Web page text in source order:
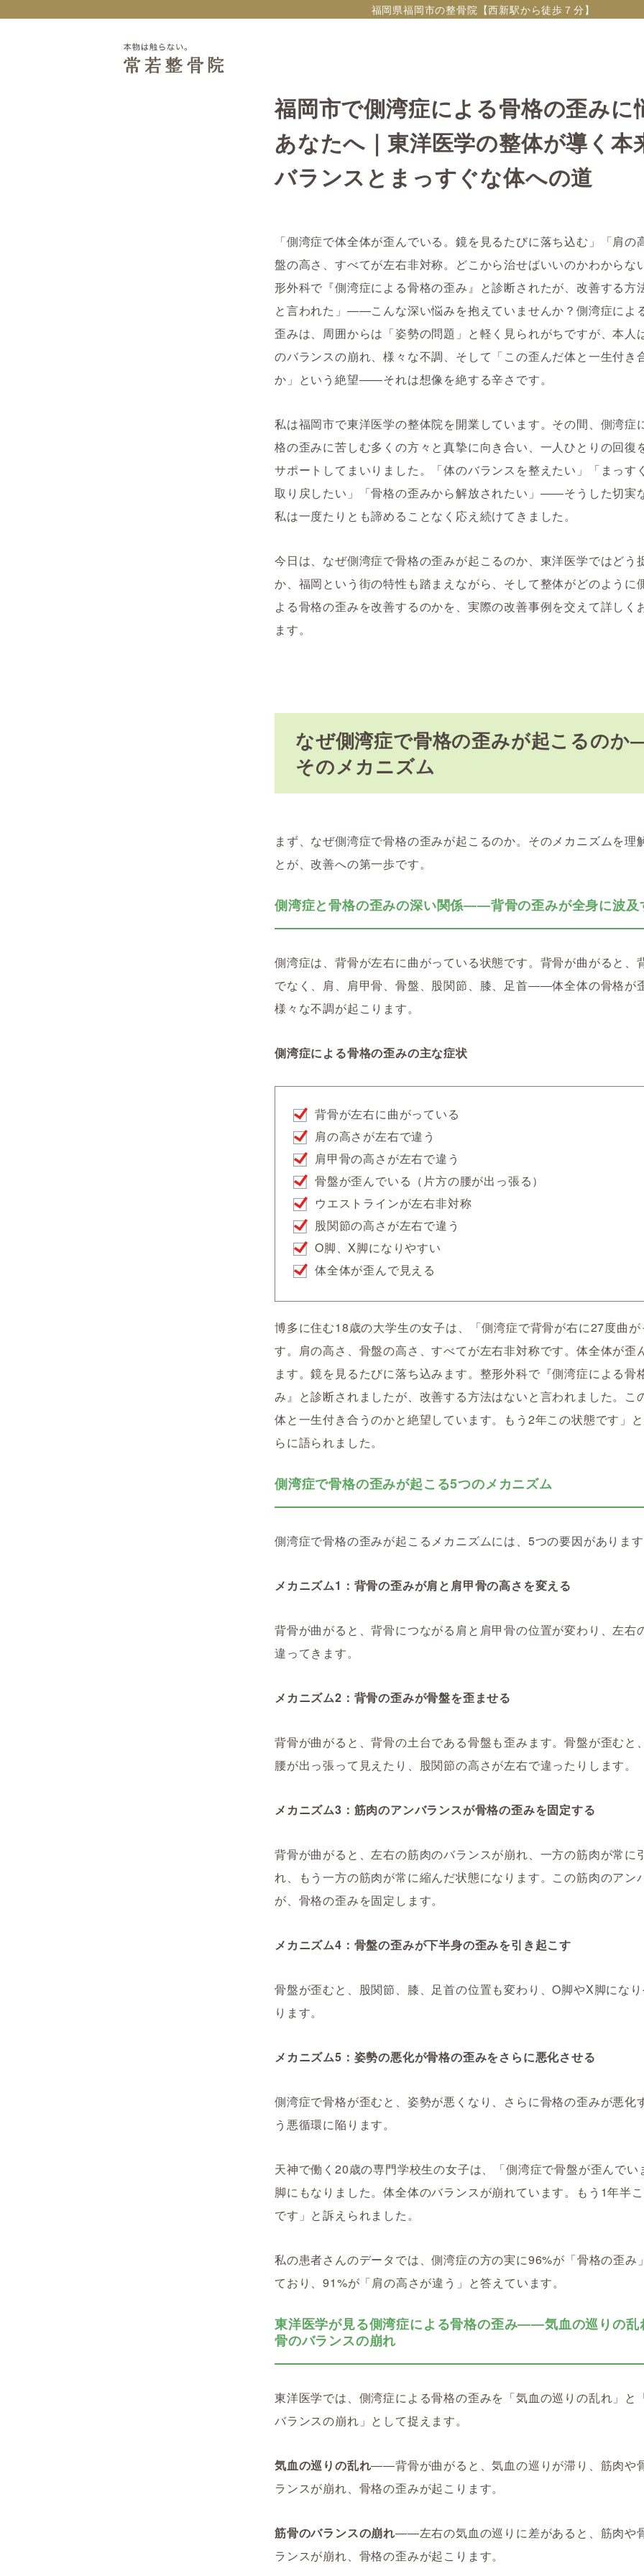
福岡県福岡市の整骨院【西新駅から徒歩７分】
福岡市で側湾症による骨格の歪みに
あなたへ｜東洋医学の整体が導く本
バランスとまっすぐな体への道
「側湾症で体全体が歪んでいる。鏡を見るたびに落ち込む」「肩の
盤の高さ、すべてが左右非対称。どこから治せばいいのかわからな
形外科で『側湾症による骨格の歪み』と診断されたが、改善する方
と言われた」――こんな深い悩みを抱えていませんか？側湾症によ
歪みは、周囲からは「姿勢の問題」と軽く見られがちですが、本人
のバランスの崩れ、様々な不調、そして「この歪んだ体と一生付き
か」という絶望――それは想像を絶する辛さです。
私は福岡市で東洋医学の整体院を開業しています。その間、側湾症
格の歪みに苦しむ多くの方々と真摯に向き合い、一人ひとりの回復
サポートしてまいりました。「体のバランスを整えたい」「まっす
取り戻したい」「骨格の歪みから解放されたい」――そうした切実
私は一度たりとも諦めることなく応え続けてきました。
今日は、なぜ側湾症で骨格の歪みが起こるのか、東洋医学ではどう
か、福岡という街の特性も踏まえながら、そして整体がどのように
よる骨格の歪みを改善するのかを、実際の改善事例を交えて詳しく
ます。
なぜ側湾症で骨格の歪みが起こるの
そのメカニズム
まず、なぜ側湾症で骨格の歪みが起こるのか。そのメカニズムを理
とが、改善への第一歩です。
側湾症と骨格の歪みの深い関係――背骨の歪みが全身に波及
側湾症は、背骨が左右に曲がっている状態です。背骨が曲がると、
でなく、肩、肩甲骨、骨盤、股関節、膝、足首――体全体の骨格が
様々な不調が起こります。
側湾症による骨格の歪みの主な症状
背骨が左右に曲がっている
肩の高さが左右で違う
肩甲骨の高さが左右で違う
骨盤が歪んでいる（片方の腰が出っ張る）
ウエストラインが左右非対称
股関節の高さが左右で違う
O脚、X脚になりやすい
体全体が歪んで見える
博多に住む18歳の大学生の女子は、「側湾症で背骨が右に27度曲
す。肩の高さ、骨盤の高さ、すべてが左右非対称です。体全体が歪
ます。鏡を見るたびに落ち込みます。整形外科で『側湾症による骨
み』と診断されましたが、改善する方法はないと言われました。こ
体と一生付き合うのかと絶望しています。もう2年この状態です」
らに語られました。
側湾症で骨格の歪みが起こる5つのメカニズム
側湾症で骨格の歪みが起こるメカニズムには、5つの要因がありま
メカニズム1：背骨の歪みが肩と肩甲骨の高さを変える
背骨が曲がると、背骨につながる肩と肩甲骨の位置が変わり、左右
違ってきます。
メカニズム2：背骨の歪みが骨盤を歪ませる
背骨が曲がると、背骨の土台である骨盤も歪みます。骨盤が歪むと
腰が出っ張って見えたり、股関節の高さが左右で違ったりします。
メカニズム3：筋肉のアンバランスが骨格の歪みを固定する
背骨が曲がると、左右の筋肉のバランスが崩れ、一方の筋肉が常に
れ、もう一方の筋肉が常に縮んだ状態になります。この筋肉のアン
が、骨格の歪みを固定します。
メカニズム4：骨盤の歪みが下半身の歪みを引き起こす
骨盤が歪むと、股関節、膝、足首の位置も変わり、O脚やX脚にな
ります。
メカニズム5：姿勢の悪化が骨格の歪みをさらに悪化させる
側湾症で骨格が歪むと、姿勢が悪くなり、さらに骨格の歪みが悪化
う悪循環に陥ります。
天神で働く20歳の専門学校生の女子は、「側湾症で骨盤が歪んでい
脚にもなりました。体全体のバランスが崩れています。もう1年半
です」と訴えられました。
私の患者さんのデータでは、側湾症の方の実に96%が「骨格の歪み
ており、91%が「肩の高さが違う」と答えています。
東洋医学が見る側湾症による骨格の歪み――気血の巡りの乱
骨のバランスの崩れ
東洋医学では、側湾症による骨格の歪みを「気血の巡りの乱れ」と
バランスの崩れ」として捉えます。
気血の巡りの乱れ――背骨が曲がると、気血の巡りが滞り、筋肉や
ランスが崩れ、骨格の歪みが起こります。
筋骨のバランスの崩れ――左右の気血の巡りに差があると、筋肉や
ランスが崩れ、骨格の歪みが起こります。